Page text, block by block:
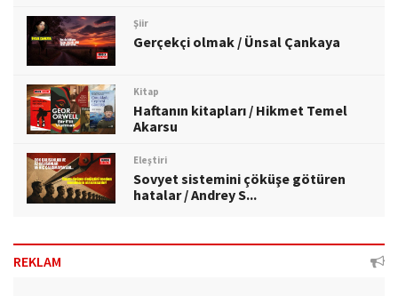
Şiir
Gerçekçi olmak / Ünsal Çankaya
Kitap
Haftanın kitapları / Hikmet Temel
Akarsu
Eleştiri
Sovyet sistemini çöküşe götüren
hatalar / Andrey S...
REKLAM